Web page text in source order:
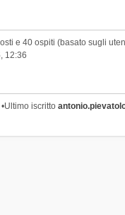
e 40 ospiti (basato sugli
12:36
iscritto